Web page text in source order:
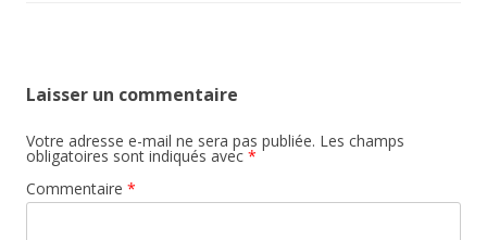
Laisser un commentaire
Votre adresse e-mail ne sera pas publiée. Les champs
obligatoires sont indiqués avec *
Commentaire *